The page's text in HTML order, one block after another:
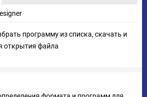
программу из списка, скачать и
открытия файла